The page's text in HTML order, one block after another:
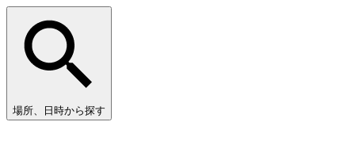
場所、日時から探す